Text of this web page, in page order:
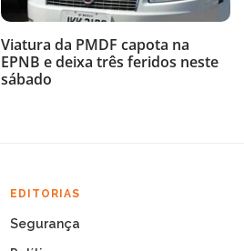
Viatura da PMDF capota na
EPNB e deixa três feridos neste
sábado
EDITORIAS
Segurança